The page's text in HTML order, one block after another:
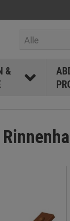
Alle
&